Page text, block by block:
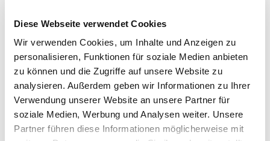
Diese Webseite verwendet Cookies
Wir verwenden Cookies, um Inhalte und Anzeigen zu
personalisieren, Funktionen für soziale Medien anbieten
zu können und die Zugriffe auf unsere Website zu
analysieren. Außerdem geben wir Informationen zu Ihrer
Verwendung unserer Website an unsere Partner für
soziale Medien, Werbung und Analysen weiter. Unsere
Partner führen diese Informationen möglicherweise mit
den Vergnügungspark oder schaute sich jeden
Zeichentrickfilm an, könnte man jetzt doch einmal
wieder...!
Zauberhaft, wenn man weiß, was man mit dieser neuen
FREI-Zeit anfangen kann.
Eingeladen sind alle Erwachsenen, die mehr oder
weniger unabhängig von ihren Kindern sind und Spaß